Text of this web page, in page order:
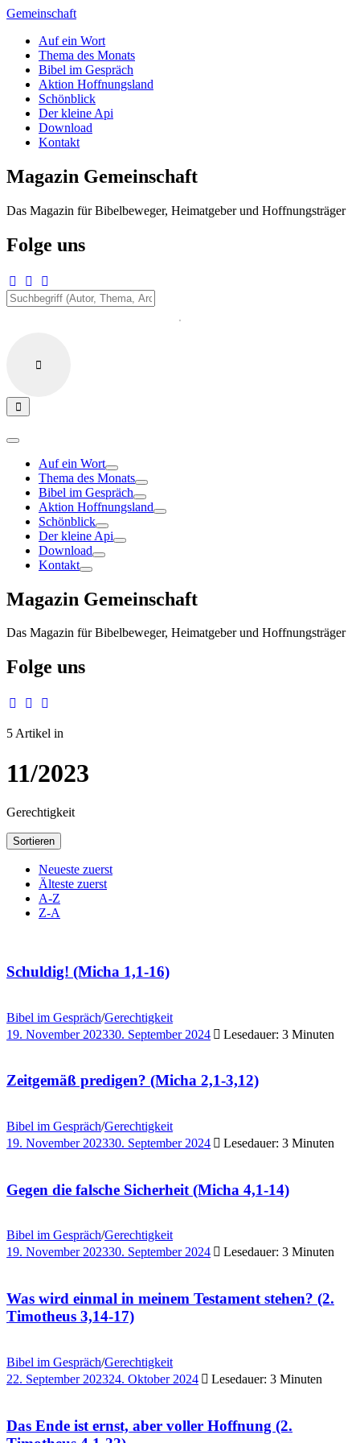
Zum
springen
Gemeinschaft
Auf ein Wort
Thema des Monats
Bibel im Gespräch
Aktion Hoffnungsland
Schönblick
Der kleine Api
Download
Kontakt
Magazin Gemeinschaft
Das Magazin für Bibelbeweger, Heimatgeber und Hoffnungsträger
Folge uns
Auf ein Wort
Thema des Monats
Bibel im Gespräch
Aktion Hoffnungsland
Schönblick
Der kleine Api
Download
Kontakt
Magazin Gemeinschaft
Das Magazin für Bibelbeweger, Heimatgeber und Hoffnungsträger
Folge uns
5 Artikel in
11/2023
Gerechtigkeit
Sortieren
Neueste zuerst
Älteste zuerst
A-Z
Z-A
Schuldig! (Micha 1,1-16)
Bibel im Gespräch/Gerechtigkeit
19. November 202330. September 2024 Lesedauer: 3 Minuten
Zeitgemäß predigen? (Micha 2,1-3,12)
Bibel im Gespräch/Gerechtigkeit
19. November 202330. September 2024 Lesedauer: 3 Minuten
Gegen die falsche Sicherheit (Micha 4,1-14)
Bibel im Gespräch/Gerechtigkeit
19. November 202330. September 2024 Lesedauer: 3 Minuten
Was wird einmal in meinem Testament stehen? (2.
Timotheus 3,14-17)
Bibel im Gespräch/Gerechtigkeit
22. September 202324. Oktober 2024 Lesedauer: 3 Minuten
Das Ende ist ernst, aber voller Hoffnung (2.